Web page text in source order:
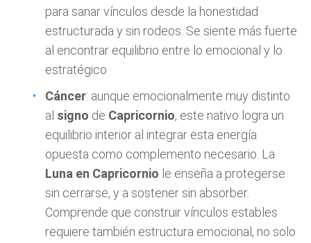
para sanar vínculos desde la honestidad
estructurada y sin rodeos. Se siente más fuerte
al encontrar equilibrio entre lo emocional y lo
estratégico
Cáncer: aunque emocionalmente muy distinto
al signo de Capricornio, este nativo logra un
equilibrio interior al integrar esta energía
opuesta como complemento necesario. La
Luna en Capricornio le enseña a protegerse
sin cerrarse, y a sostener sin absorber.
Comprende que construir vínculos estables
requiere también estructura emocional, no solo